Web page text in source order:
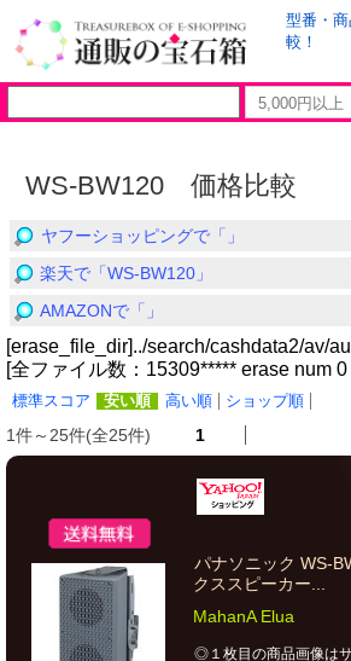
型番・
較！
WS-BW120 価格比較
ヤフーショッピングで「」
楽天で「WS-BW120」
AMAZONで「」
[erase_file_dir]../search/cashdata2/av/
[全ファイル数：15309***** erase num 0
標準スコア 安い順 高い順 ショップ順
1件～25件(全25件) 1
パナソニック WS-
クススピーカー...
MahanA Elua
◎１枚目の商品画像は